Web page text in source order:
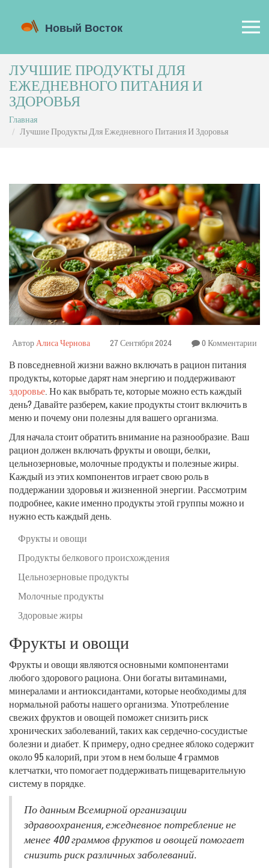
ЛУЧШИЕ ПРОДУКТЫ ДЛЯ
ЕЖЕДНЕВНОГО ПИТАНИЯ И
ЗДОРОВЬЯ
Главная
Лучшие Продукты Для Ежедневного Питания И Здоровья
АвторАлиса Чернова 27 Сентября 2024 0 Комментарии
В повседневной жизни важно включать в рацион питания
продукты, которые дарят нам энергию и поддерживают
здоровье. Но как выбрать те, которые можно есть каждый
день? Давайте разберем, какие продукты стоит включить в
меню и почему они полезны для вашего организма.
Для начала стоит обратить внимание на разнообразие. Ваш
рацион должен включать фрукты и овощи, белки,
цельнозерновые, молочные продукты и полезные жиры.
Каждый из этих компонентов играет свою роль в
поддержании здоровья и жизненной энергии. Рассмотрим
подробнее, какие именно продукты этой группы можно и
нужно есть каждый день.
Фрукты и овощи
Продукты белкового происхождения
Цельнозерновые продукты
Молочные продукты
Здоровые жиры
Фрукты и овощи
Фрукты и овощи являются основными компонентами
любого здорового рациона. Они богаты витаминами,
минералами и антиоксидантами, которые необходимы для
нормальной работы нашего организма. Употребление
свежих фруктов и овощей поможет снизить риск
хронических заболеваний, таких как сердечно-сосудистые
болезни и диабет. К примеру, одно среднее яблоко содержит
около 95 калорий, при этом в нем больше 4 граммов
клетчатки, что помогает поддерживать пищеварительную
систему в порядке.
По данным Всемирной организации
здравоохранения, ежедневное потребление не
менее 400 граммов фруктов и овощей помогает
снизить риск различных заболеваний.